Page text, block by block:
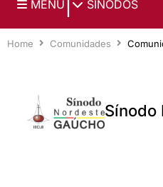
MENU SÍNODOS
Home Comunidades
Sínodo